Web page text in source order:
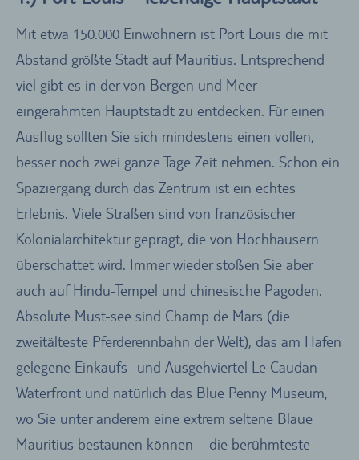
Mit etwa 150.000 Einwohnern ist Port Louis die mit
Abstand größte Stadt auf Mauritius. Entsprechend
viel gibt es in der von Bergen und Meer
eingerahmten Hauptstadt zu entdecken. Für einen
Ausflug sollten Sie sich mindestens einen vollen,
besser noch zwei ganze Tage Zeit nehmen. Schon ein
Spaziergang durch das Zentrum ist ein echtes
Erlebnis. Viele Straßen sind von französischer
Kolonialarchitektur geprägt, die von Hochhäusern
überschattet wird. Immer wieder stoßen Sie aber
auch auf Hindu-Tempel und chinesische Pagoden.
Absolute Must-see sind Champ de Mars (die
zweitälteste Pferderennbahn der Welt), das am Hafen
gelegene Einkaufs- und Ausgehviertel Le Caudan
Waterfront und natürlich das Blue Penny Museum,
wo Sie unter anderem eine extrem seltene Blaue
Mauritius bestaunen können – die berühmteste